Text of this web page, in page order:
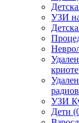
УЗИ
УЗИ
Дети